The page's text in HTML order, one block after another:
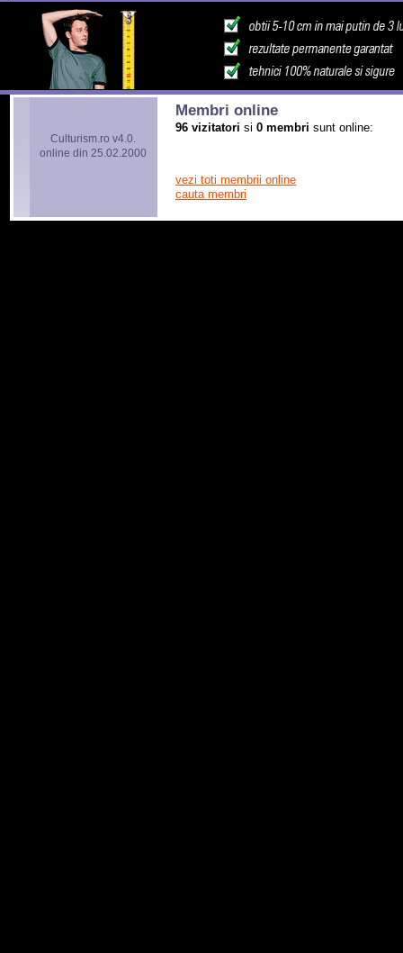
Culturism.ro v4.0.
online din 25.02.2000
Membri online
96 vizitatori si 0 membri sunt online:
vezi toti membrii online
cauta membri